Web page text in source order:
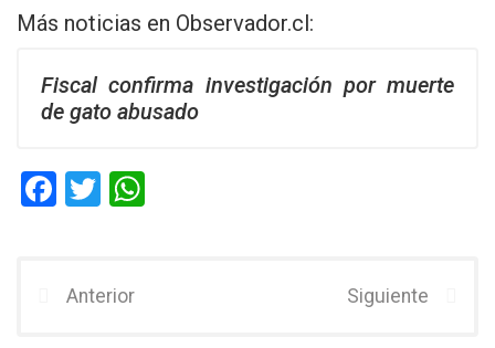
Más noticias en Observador.cl:
Fiscal confirma investigación por muerte
de gato abusado
F
b
T
er
Anterior Siguiente